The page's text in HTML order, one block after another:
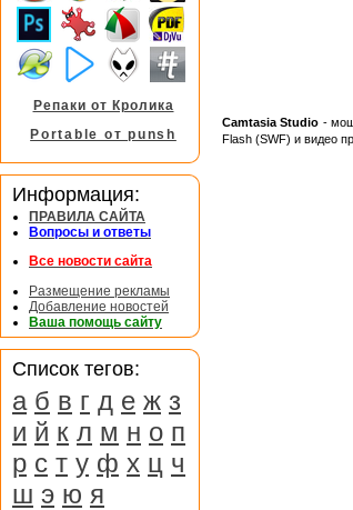
Camtasia Studio -
Flash (SWF) и видео
Репаки от Кролика
Portable от punsh
Информация:
ПРАВИЛА САЙТА
Вопросы и ответы
Все новости сайта
Размещение рекламы
Добавление новостей
Ваша помощь сайту
Список тегов:
а б в г д е ж з
и й к л м н о п
р с т у ф х ц ч
ш э ю я